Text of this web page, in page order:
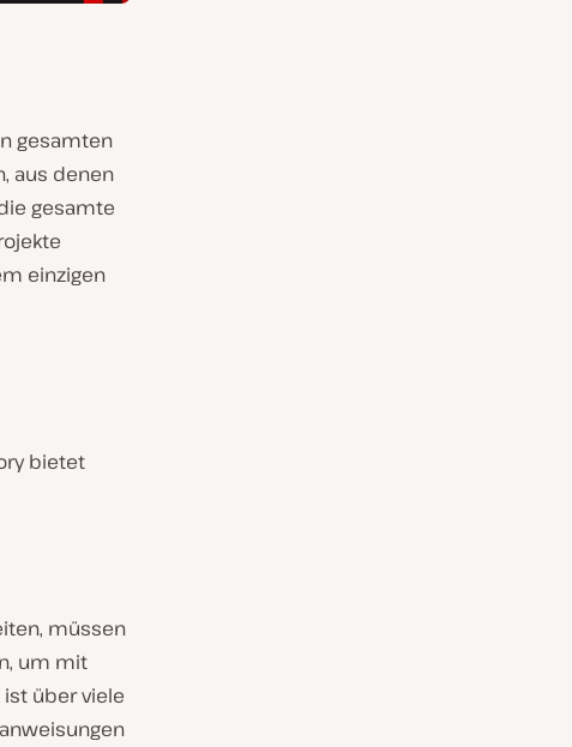
gesamten
aus denen
gesamte
einzigen
bietet
müssen
um mit
ist über viele